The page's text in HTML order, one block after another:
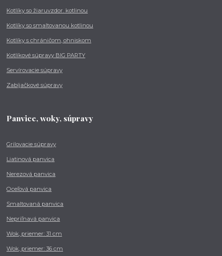
Kotlíky so žiaruvzdor. kotlinou
Kotlíky so smaltovanou kotlinou
Kotlíky s chráničom, ohniskom
Kotlíkové súpravy BIG PARTY
Servírovacie súpravy
Zabíjačkové súpravy
Panvice, woky, súpravy
Grilovacie súpravy
Liatinová panvica
Nerezová panvica
Oceľová panvica
Smaltovaná panvica
Nepriľnavá panvica
Wok, priemer: 31 cm
Wok, priemer: 36 cm